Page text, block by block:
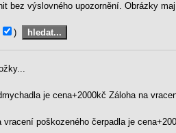
bez výslovného upozornění. Obrázky
)
je cena+2000kč Záloha na
poškozeného čerpadla je